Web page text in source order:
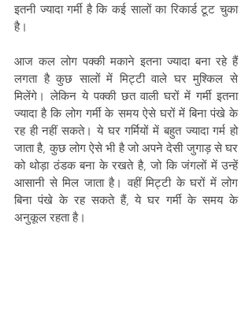
इतनी ज्यादा गर्मी है कि कई सालों का रिकार्ड टूट चुका
है।
आज कल लोग पक्की मकाने इतना ज्यादा बना रहे हैं
लगता है कुछ सालों में मिट्टी वाले घर मुश्किल से
मिलेंगे। लेकिन ये पक्की छत वाली घरों में गर्मी इतना
ज्यादा है कि लोग गर्मी के समय ऐसे घरों में बिना पंखे के
रह ही नहीं सकते। ये घर गर्मियों में बहुत ज्यादा गर्म हो
जाता है, कुछ लोग ऐसे भी है जो अपने देसी जुगाड़ से घर
को थोड़ा ठंडक बना के रखते है, जो कि जंगलों में उन्हें
आसानी से मिल जाता है। वहीं मिट्टी के घरों में लोग
बिना पंखे के रह सकते हैं, ये घर गर्मी के समय के
अनुकूल रहता है।